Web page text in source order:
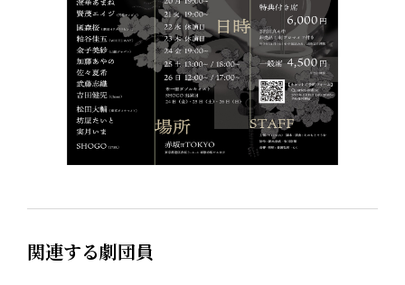
関連する劇団員